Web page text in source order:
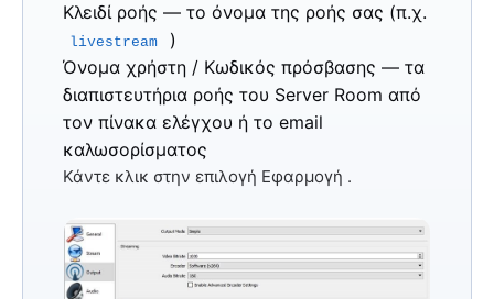
Κλειδί ροής — το όνομα της ροής σας (π.χ.
livestream
)
Όνομα χρήστη / Κωδικός πρόσβασης — τα
διαπιστευτήρια ροής του Server Room από
τον πίνακα ελέγχου ή το email
καλωσορίσματος
Κάντε κλικ στην επιλογή Εφαρμογή .